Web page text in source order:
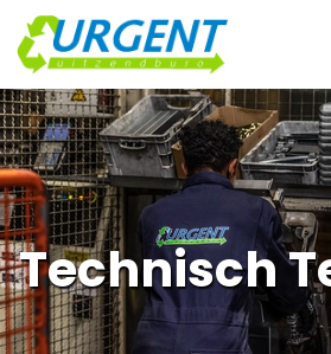
Technisch